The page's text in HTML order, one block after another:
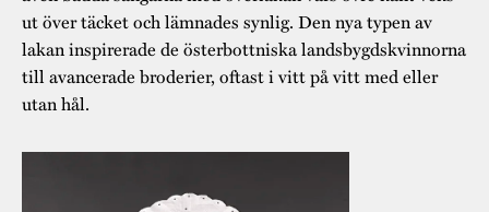
ut över täcket och lämnades synlig. Den nya typen av
lakan inspirerade de österbottniska landsbygdskvinnorna
till avancerade broderier, oftast i vitt på vitt med eller
utan hål.